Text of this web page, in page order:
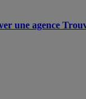
une agence